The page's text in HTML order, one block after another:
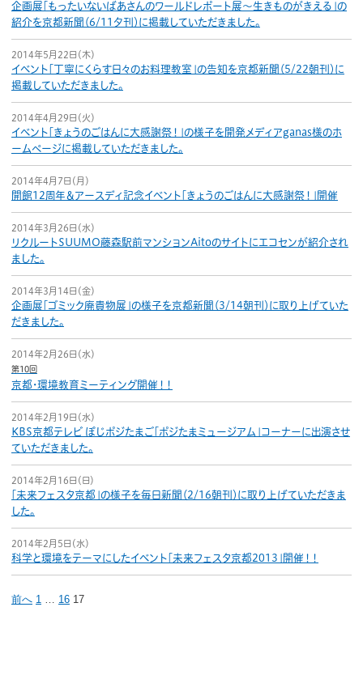
発行物
一般の方
団体で見学希望の方
学校関係の方
エコメイト・京エコサポーターの方
企画展「もったいないばあさんのワールドレポート展〜生きものがきえる」の
紹介を京都新聞（6/11夕刊）に掲載していただきました。
2014年5月22日（木）
イベント「丁寧にくらす日々のお料理教室」の告知を京都新聞（5/22朝刊）に
掲載していただきました。
2014年4月29日（火）
イベント「きょうのごはんに大感謝祭！」の様子を開発メディアganas様のホ
ームページに掲載していただきました。
2014年4月7日（月）
開館12周年＆アースディ記念イベント「きょうのごはんに大感謝祭！」開催
2014年3月26日（水）
リクルートSUUMO藤森駅前マンションAitoのサイトにエコセンが紹介され
ました。
2014年3月14日（金）
企画展「ゴミック廃貴物展」の様子を京都新聞（3/14朝刊）に取り上げていた
だきました。
2014年2月26日（水）
第10回
京都・環境教育ミーティング開催！！
2014年2月19日（水）
KBS京都テレビ ぽじポジたまご「ポジたまミュージアム」コーナーに出演させ
ていただきました。
2014年2月16日（日）
「未来フェスタ京都」の様子を毎日新聞（2/16朝刊）に取り上げていただきま
した。
2014年2月5日（水）
科学と環境をテーマにしたイベント「未来フェスタ京都2013」開催！！
前へ 1 … 16 17